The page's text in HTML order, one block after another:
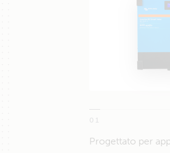
01
Progettato per